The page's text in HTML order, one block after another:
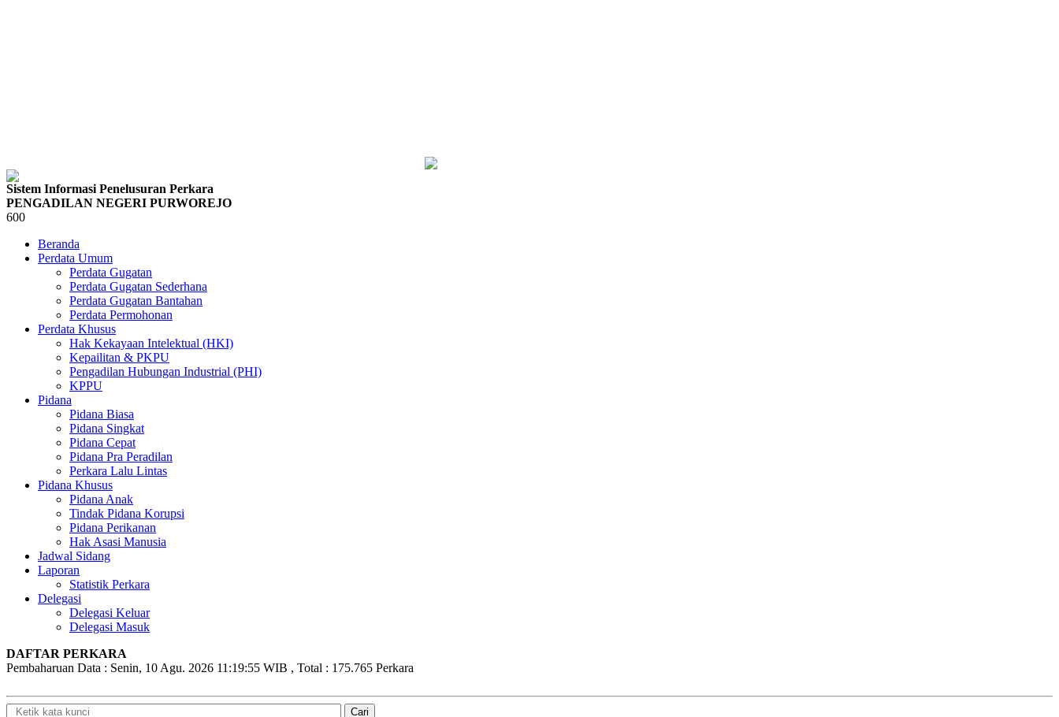
Sistem Informasi Penelusuran Perkara
PENGADILAN NEGERI PURWOREJO
600
Beranda
Perdata Umum
Perdata Gugatan
Perdata Gugatan Sederhana
Perdata Gugatan Bantahan
Perdata Permohonan
Perdata Khusus
Hak Kekayaan Intelektual (HKI)
Kepailitan & PKPU
Pengadilan Hubungan Industrial (PHI)
KPPU
Pidana
Pidana Biasa
Pidana Singkat
Pidana Cepat
Pidana Pra Peradilan
Perkara Lalu Lintas
Pidana Khusus
Pidana Anak
Tindak Pidana Korupsi
Pidana Perikanan
Hak Asasi Manusia
Jadwal Sidang
Laporan
Statistik Perkara
Delegasi
Delegasi Keluar
Delegasi Masuk
DAFTAR PERKARA
Pembaharuan Data : Senin, 10 Agu. 2026 11:19:55 WIB , Total : 175.765 Perkara